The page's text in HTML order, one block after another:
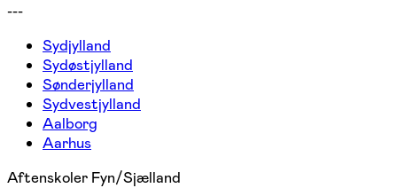
---
Sydjylland
Sydøstjylland
Sønderjylland
Sydvestjylland
Aalborg
Aarhus
Aftenskoler Fyn/Sjælland